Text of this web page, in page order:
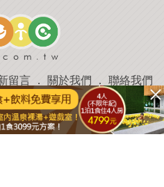
留言 ． 關於我們 ． 聯絡我們
論區 ．推薦景點． APP下載
條款&隱私權政策